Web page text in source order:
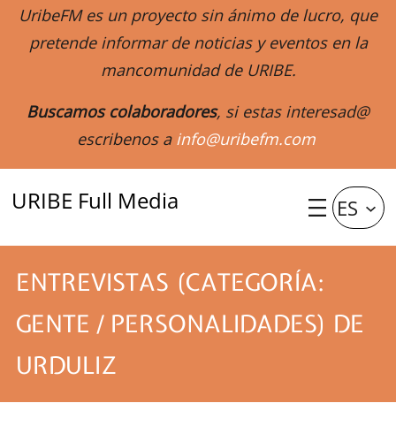
UribeFM es un proyecto sin ánimo de lucro, que
pretende informar de noticias y eventos en la
mancomunidad de URIBE.
Buscamos colaboradores, si estas interesad@
escribenos a info@uribefm.com
URIBE Full Media ES
ENTREVISTAS (CATEGORÍA:
GENTE / PERSONALIDADES) DE
URDULIZ